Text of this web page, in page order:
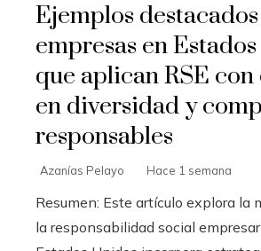
Ejemplos
empresas en
que aplican RSE
en diversidad y
responsables
Azanías Pelayo Hace 1 semana
Resumen: Este artículo explora la
la responsabilidad social